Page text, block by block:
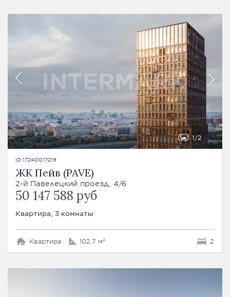
1 2
ID 17240017219
ЖК Пейв (PAVE)
2-й Павелецкий проезд, 4/6
50 147 588 руб
Квартира, 3 комнаты
Квартира 102.7 м² 2